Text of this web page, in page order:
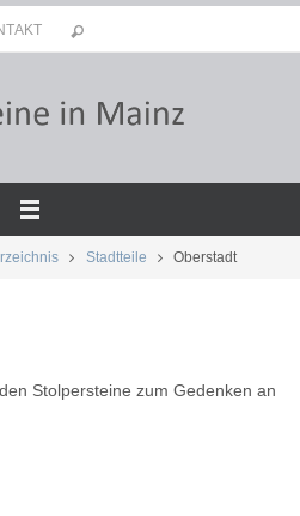
Stadtteile Oberstadt
Stolpersteine zum Gedenken an